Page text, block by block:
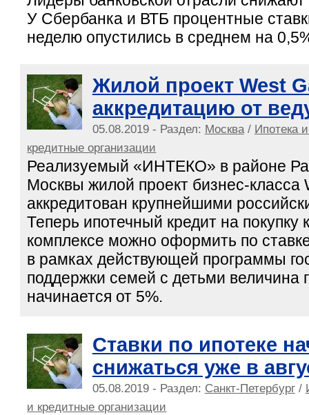
У Сбербанка и ВТБ процентные
неделю опустились в среднем на
Жилой проект West
аккредитацию от
05.08.2019 - Раздел: Москва/ Ипотека
кредитные организации
Реализуемый «ИНТЕКО» в районе
Москвы жилой проект бизнес-класса
аккредитован крупнейшими
Теперь ипотечный кредит на покупку
комплексе можно оформить по
в рамках действующей программы
поддержки семей с детьми величина
начинается от 5%.
Ставки по ипотеке
снижаться уже в
05.08.2019 - Раздел: Санкт-Петербург/
и кредитные организации